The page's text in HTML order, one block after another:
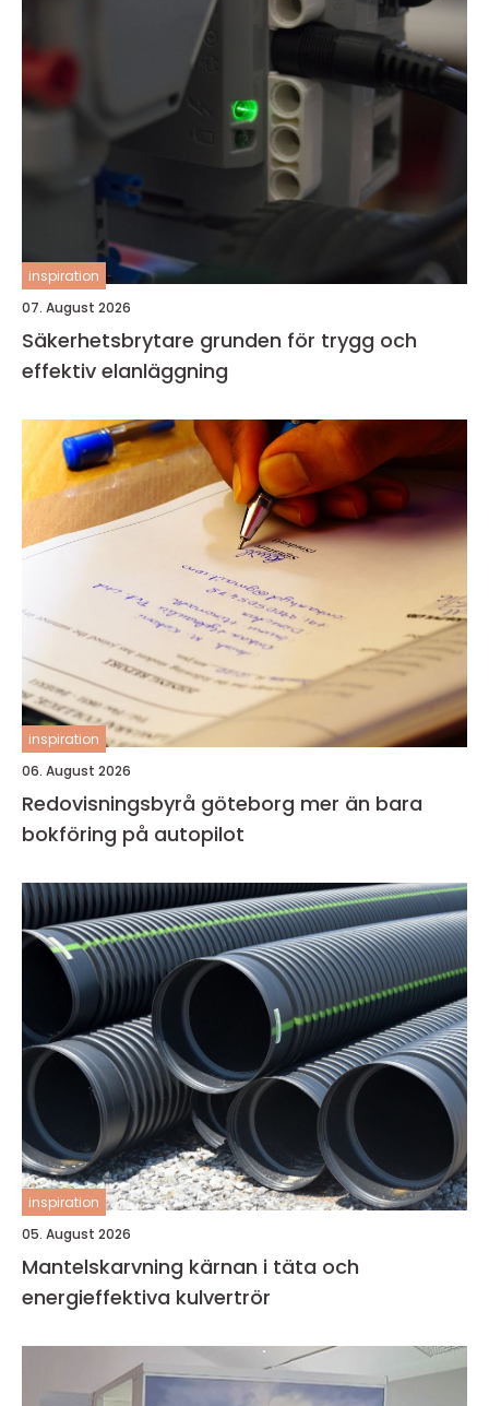
inspiration
07. August 2026
Säkerhetsbrytare grunden för trygg och
effektiv elanläggning
inspiration
06. August 2026
Redovisningsbyrå göteborg mer än bara
bokföring på autopilot
inspiration
05. August 2026
Mantelskarvning kärnan i täta och
energieffektiva kulvertrör